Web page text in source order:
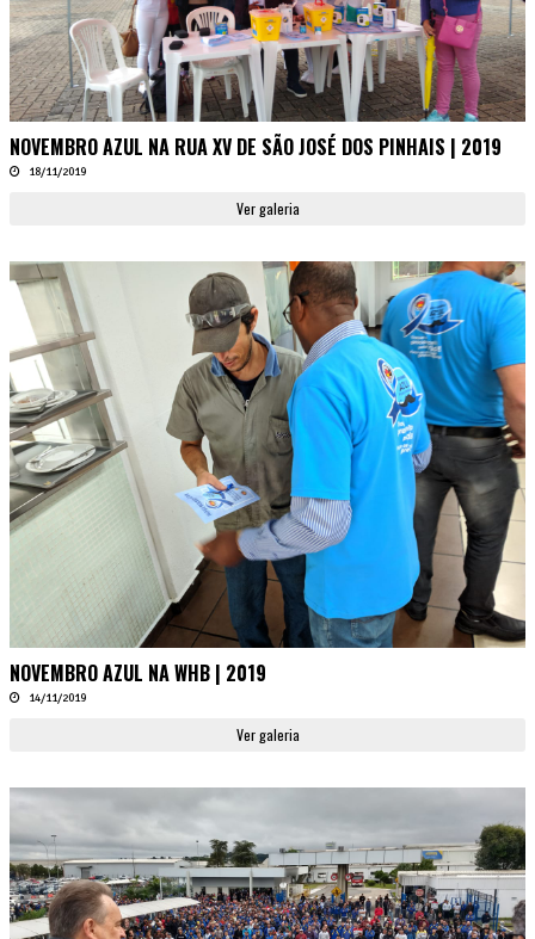
NOVEMBRO AZUL NA RUA XV DE SÃO JOSÉ DOS PINHAIS | 2019
18/11/2019
Ver galeria
NOVEMBRO AZUL NA WHB | 2019
14/11/2019
Ver galeria